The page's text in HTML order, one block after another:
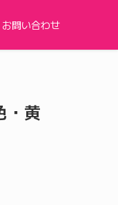
お問い合わせ
・黄